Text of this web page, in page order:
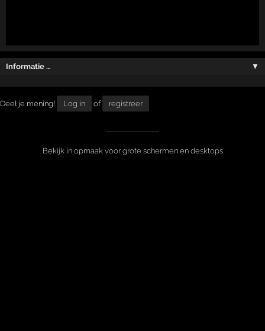
Informatie … ▼
Deel je mening! Log in of registreer
Bekijk in opmaak voor grote schermen en desktops